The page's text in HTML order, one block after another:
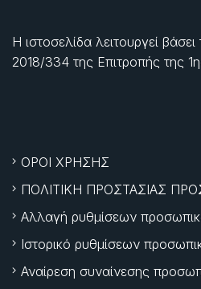
Η ιστοσελίδα λειτουργεί
2018/334 της Επιτροπής της
ΟΡΟΙ ΧΡΗΣΗΣ
ΠΟΛΙΤΙΚΗ ΠΡΟΣΤΑΣΙΑΣ
Αλλαγή ρυθμίσεων
Ιστορικό ρυθμίσεων
Αναίρεση συναίνεσης